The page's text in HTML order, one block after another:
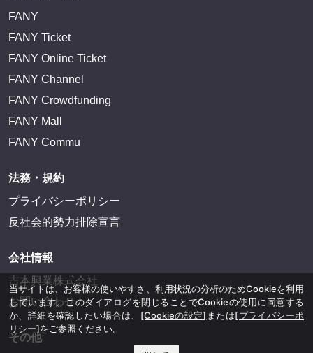
FANY
FANY Ticket
FANY Online Ticket
FANY Channel
FANY Crowdfunding
FANY Mall
FANY Commu
法務・規約
プライバシーポリシー
反社会的勢力排除宣言
会社情報
吉本興業株式会社
お問い合わせ
その他
当サイトは、お客様の使いやすさ、利用状況の分析のためCookieを利用
しています。このダイアログを閉じることでCookieの使用に同意する
か、詳細を確認したい場合は、 [Cookieの設定] または[プライバシーポ
リシー]をご参照ください。